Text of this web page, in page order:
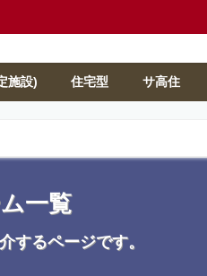
施設) 住宅型 サ高住
一覧
するページです。